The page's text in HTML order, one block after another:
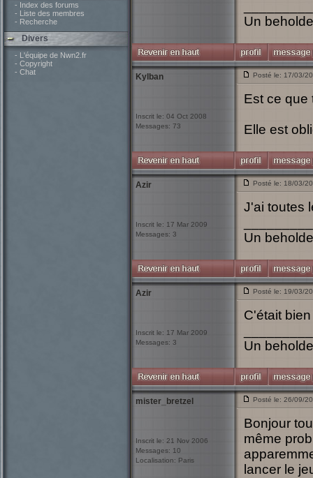
- Index des forums
- Liste des membres
- Recherche
Divers
- L'équipe de Nwn2.fr
- Copyright
- Chat
Un
Kylban
Inscrit le: 04 Oct 2008
Messages: 73
Posté le: 17/03/
Est ce que
Elle est
Azir
Inscrit le: 17 Mar 2009
Messages: 3
Posté le: 18/03/
J'ai toutes
Un
Azir
Inscrit le: 17 Mar 2009
Messages: 3
Posté le: 19/03/
C'était
Un
mister_bretzel
Inscrit le: 21 Nov 2006
Messages: 10
Localisation: Paris
Posté le: 26/09/
Bonjour
même
lancer le